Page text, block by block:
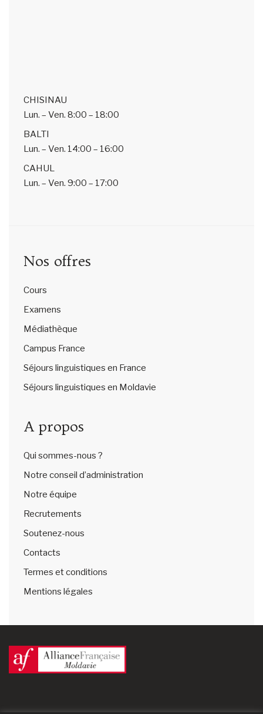
CHISINAU
Lun. – Ven. 8:00 – 18:00
BALTI
Lun. – Ven. 14:00 – 16:00
CAHUL
Lun. – Ven. 9:00 – 17:00
Nos offres
Cours
Examens
Médiathèque
Campus France
Séjours linguistiques en France
Séjours linguistiques en Moldavie
A propos
Qui sommes-nous ?
Notre conseil d’administration
Notre équipe
Recrutements
Soutenez-nous
Contacts
Termes et conditions
Mentions légales